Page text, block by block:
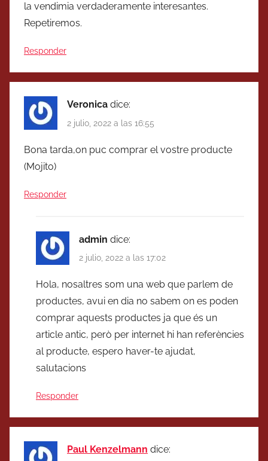
la vendimia verdaderamente interesantes.
Repetiremos.
Responder
Veronica dice:
2 julio, 2022 a las 16:55
Bona tarda,on puc comprar el vostre producte
(Mojito)
Responder
admin dice:
2 julio, 2022 a las 17:02
Hola, nosaltres som una web que parlem de
productes, avui en dia no sabem on es poden
comprar aquests productes ja que és un
article antic, però per internet hi han referències
al producte, espero haver-te ajudat,
salutacions
Responder
Paul Kenzelmann dice: